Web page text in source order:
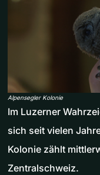
Alpensegler Kolonie
Im Luzerner
sich seit vielen
Kolonie zählt
Zentralschweiz.